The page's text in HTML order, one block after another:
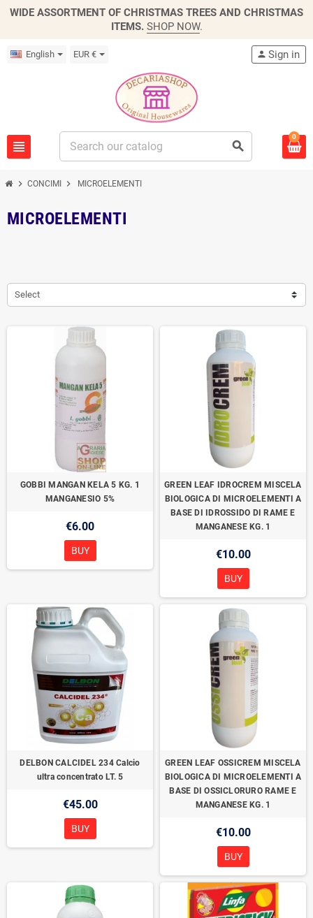
WIDE ASSORTMENT OF CHRISTMAS TREES AND CHRISTMAS
ITEMS. SHOP NOW.
English EUR €
view_headline search
person Sign in
0
chevron_right CONCIMI chevron_right MICROELEMENTI
MICROELEMENTI
Select
GOBBI MANGAN KELA 5 KG. 1
MANGANESIO 5%
€6.00
BUY
GREEN LEAF IDROCREM MISCELA
BIOLOGICA DI MICROELEMENTI A
BASE DI IDROSSIDO DI RAME E
MANGANESE KG. 1
€10.00
BUY
DELBON CALCIDEL 234 Calcio
ultra concentrato LT. 5
€45.00
BUY
GREEN LEAF OSSICREM MISCELA
BIOLOGICA DI MICROELEMENTI A
BASE DI OSSICLORURO RAME E
MANGANESE KG. 1
€10.00
BUY